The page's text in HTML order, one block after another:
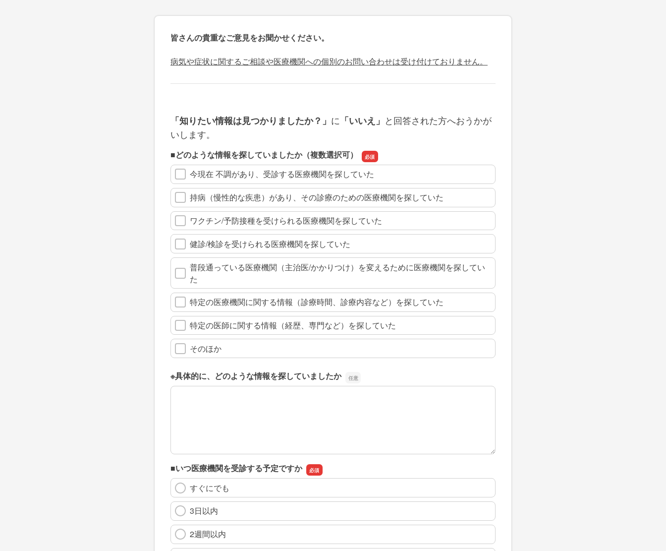
皆さんの貴重なご意見をお聞かせください。
病気や症状に関するご相談や医療機関への個別のお問い合わせは受け付けておりません。
「知りたい情報は見つかりましたか？」 に 「いいえ」 と回答された方へおうかが
いします。
■どのような情報を探していましたか（複数選択可）
今現在 不調があり、受診する医療機関を探していた
持病（慢性的な疾患）があり、その診療のための医療機関を探していた
ワクチン/予防接種を受けられる医療機関を探していた
健診/検診を受けられる医療機関を探していた
普段通っている医療機関（主治医/かかりつけ）を変えるために医療機関を探してい
た
特定の医療機関に関する情報（診療時間、診療内容など）を探していた
特定の医師に関する情報（経歴、専門など）を探していた
そのほか
※具体的に、どのような情報を探していましたか
※具体的に、どのような情報を探していましたか
■いつ医療機関を受診する予定ですか
すぐにでも
3日以内
2週間以内